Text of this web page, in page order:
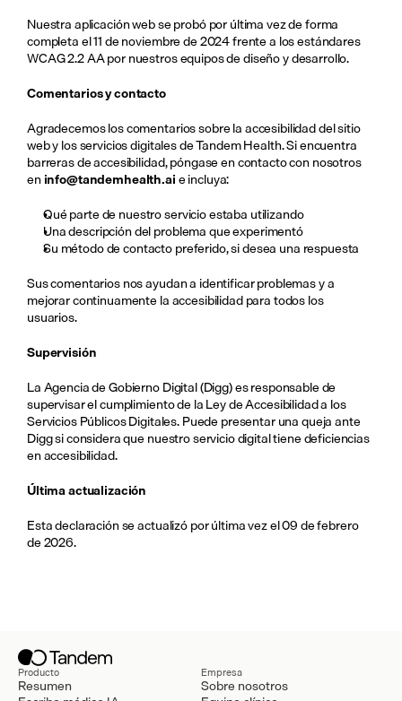
Nuestra aplicación web se probó por última vez de forma
completa el 11 de noviembre de 2024 frente a los estándares
WCAG 2.2 AA por nuestros equipos de diseño y desarrollo.
Comentarios y contacto
Agradecemos los comentarios sobre la accesibilidad del sitio
web y los servicios digitales de Tandem Health. Si encuentra
barreras de accesibilidad, póngase en contacto con nosotros
en info@tandemhealth.ai e incluya:
Qué parte de nuestro servicio estaba utilizando
Una descripción del problema que experimentó
Su método de contacto preferido, si desea una respuesta
Sus comentarios nos ayudan a identificar problemas y a
mejorar continuamente la accesibilidad para todos los
usuarios.
Supervisión
La Agencia de Gobierno Digital (Digg) es responsable de
supervisar el cumplimiento de la Ley de Accesibilidad a los
Servicios Públicos Digitales. Puede presentar una queja ante
Digg si considera que nuestro servicio digital tiene deficiencias
en accesibilidad.
Última actualización
Esta declaración se actualizó por última vez el 09 de febrero
de 2026.
Producto
Resumen
Empresa
Sobre nosotros